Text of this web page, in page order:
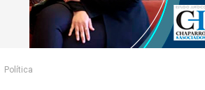
Política